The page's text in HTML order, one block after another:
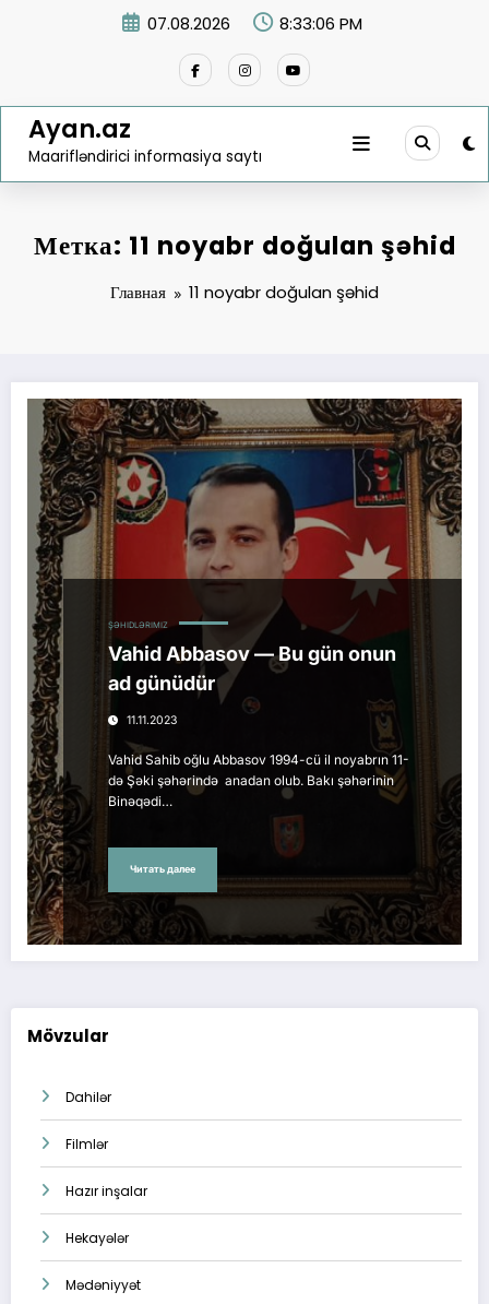
07.08.2026 8:33:06 PM
Ayan.az
Maarifləndirici informasiya saytı
Метка: 11 noyabr doğulan şəhid
Главная 11 noyabr doğulan şəhid
ŞƏHIDLƏRIMIZ
Vahid Abbasov — Bu gün onun
ad günüdür
11.11.2023
Vahid Sahib oğlu Abbasov 1994-cü il noyabrın 11-
də Şəki şəhərində anadan olub. Bakı şəhərinin
Binəqədi…
Читать далее
Mövzular
Dahilər
Filmlər
Hazır inşalar
Hekayələr
Mədəniyyət